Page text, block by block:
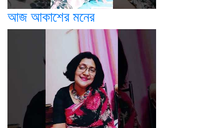
আজ আকাশের মনের